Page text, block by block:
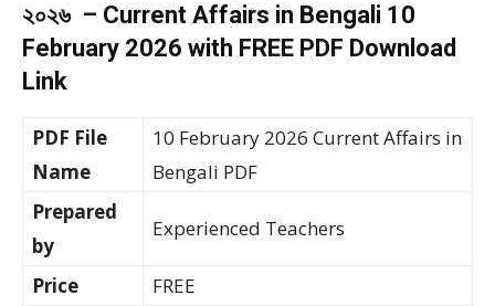
২০২৬ – Current Affairs in Bengali 10
February 2026 with FREE PDF Download
Link
PDF File
Name
10 February 2026 Current Affairs in
Bengali PDF
Prepared
by
Experienced Teachers
Price
FREE